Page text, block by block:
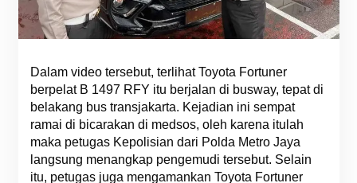
Dalam video tersebut, terlihat Toyota Fortuner
berpelat B 1497 RFY itu berjalan di busway, tepat di
belakang bus transjakarta. Kejadian ini sempat
ramai di bicarakan di medsos, oleh karena itulah
maka petugas Kepolisian dari Polda Metro Jaya
langsung menangkap pengemudi tersebut. Selain
itu, petugas juga mengamankan Toyota Fortuner